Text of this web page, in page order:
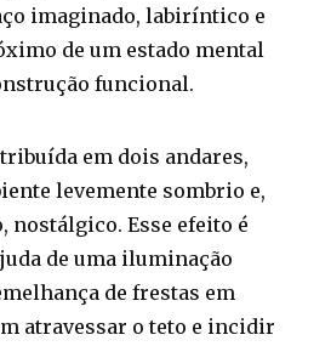
imaginado, labiríntico e
de um estado mental
funcional.
em dois andares,
levemente sombrio e,
nostálgico. Esse efeito é
de uma iluminação
de frestas em
atravessar o teto e incidir